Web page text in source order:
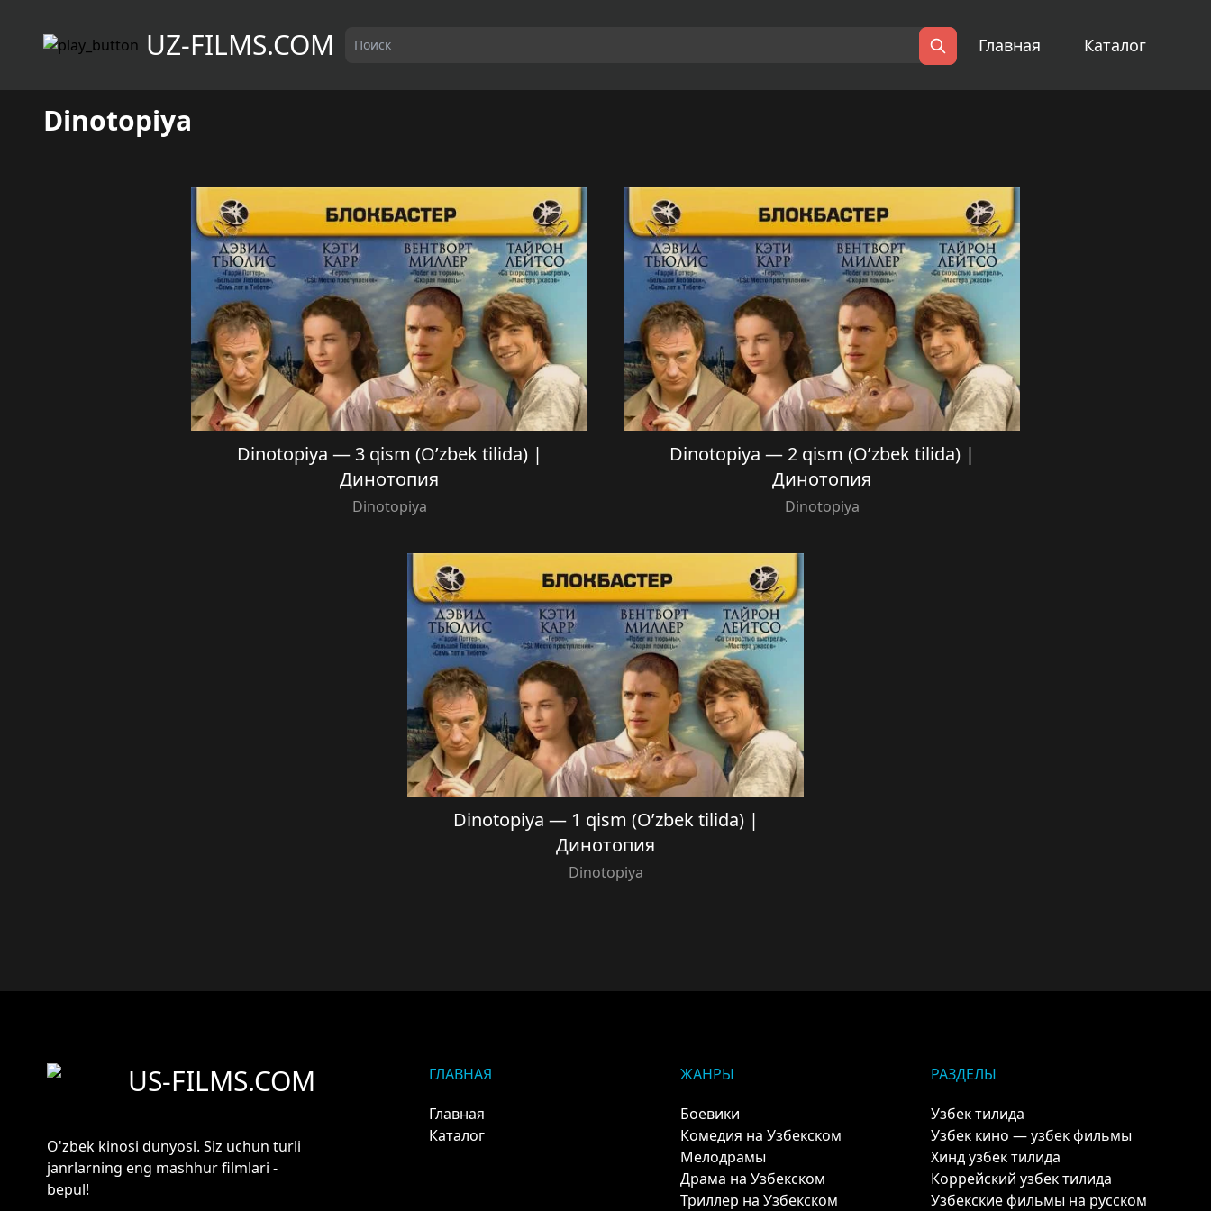
UZ-FILMS.COM Поиск
Главная Каталог
Dinotopiya
Dinotopiya — 3 qism (O’zbek tilida) |
Динотопия
Dinotopiya
Dinotopiya — 2 qism (O’zbek tilida) |
Динотопия
Dinotopiya
Dinotopiya — 1 qism (O’zbek tilida) |
Динотопия
Dinotopiya
US-FILMS.COM
O'zbek kinosi dunyosi. Siz uchun turli
janrlarning eng mashhur filmlari -
bepul!
ГЛАВНАЯ
Главная
Каталог
ЖАНРЫ
Боевики
Комедия на Узбекском
Мелодрамы
Драма на Узбекском
Триллер на Узбекском
РАЗДЕЛЫ
Узбек тилида
Узбек кино — узбек фильмы
Хинд узбек тилида
Коррейский узбек тилида
Узбекские фильмы на русском